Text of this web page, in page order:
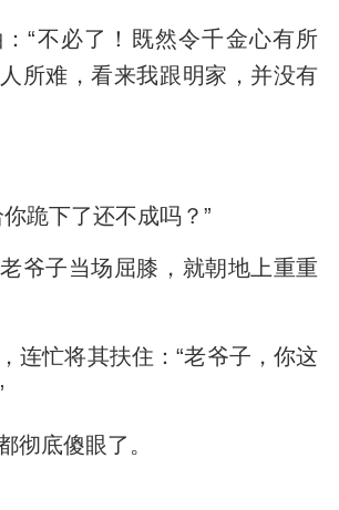
“不必了！既然令千金心有所
所难，看来我跟明家，并没有
跪下了还不成吗？”
爷子当场屈膝，就朝地上重重
连忙将其扶住：“老爷子，你这
彻底傻眼了。